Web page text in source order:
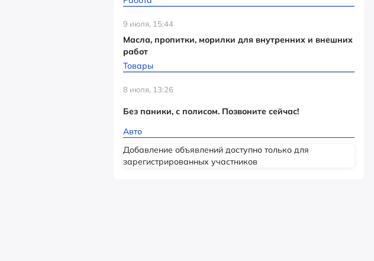
9 июля, 15:44
Масла, пропитки, морилки для внутренних и внешних
работ
Товары
8 июля, 13:26
Без паники, с полисом. Позвоните сейчас!
Авто
Добавление объявлений доступно только для
зарегистрированных участников